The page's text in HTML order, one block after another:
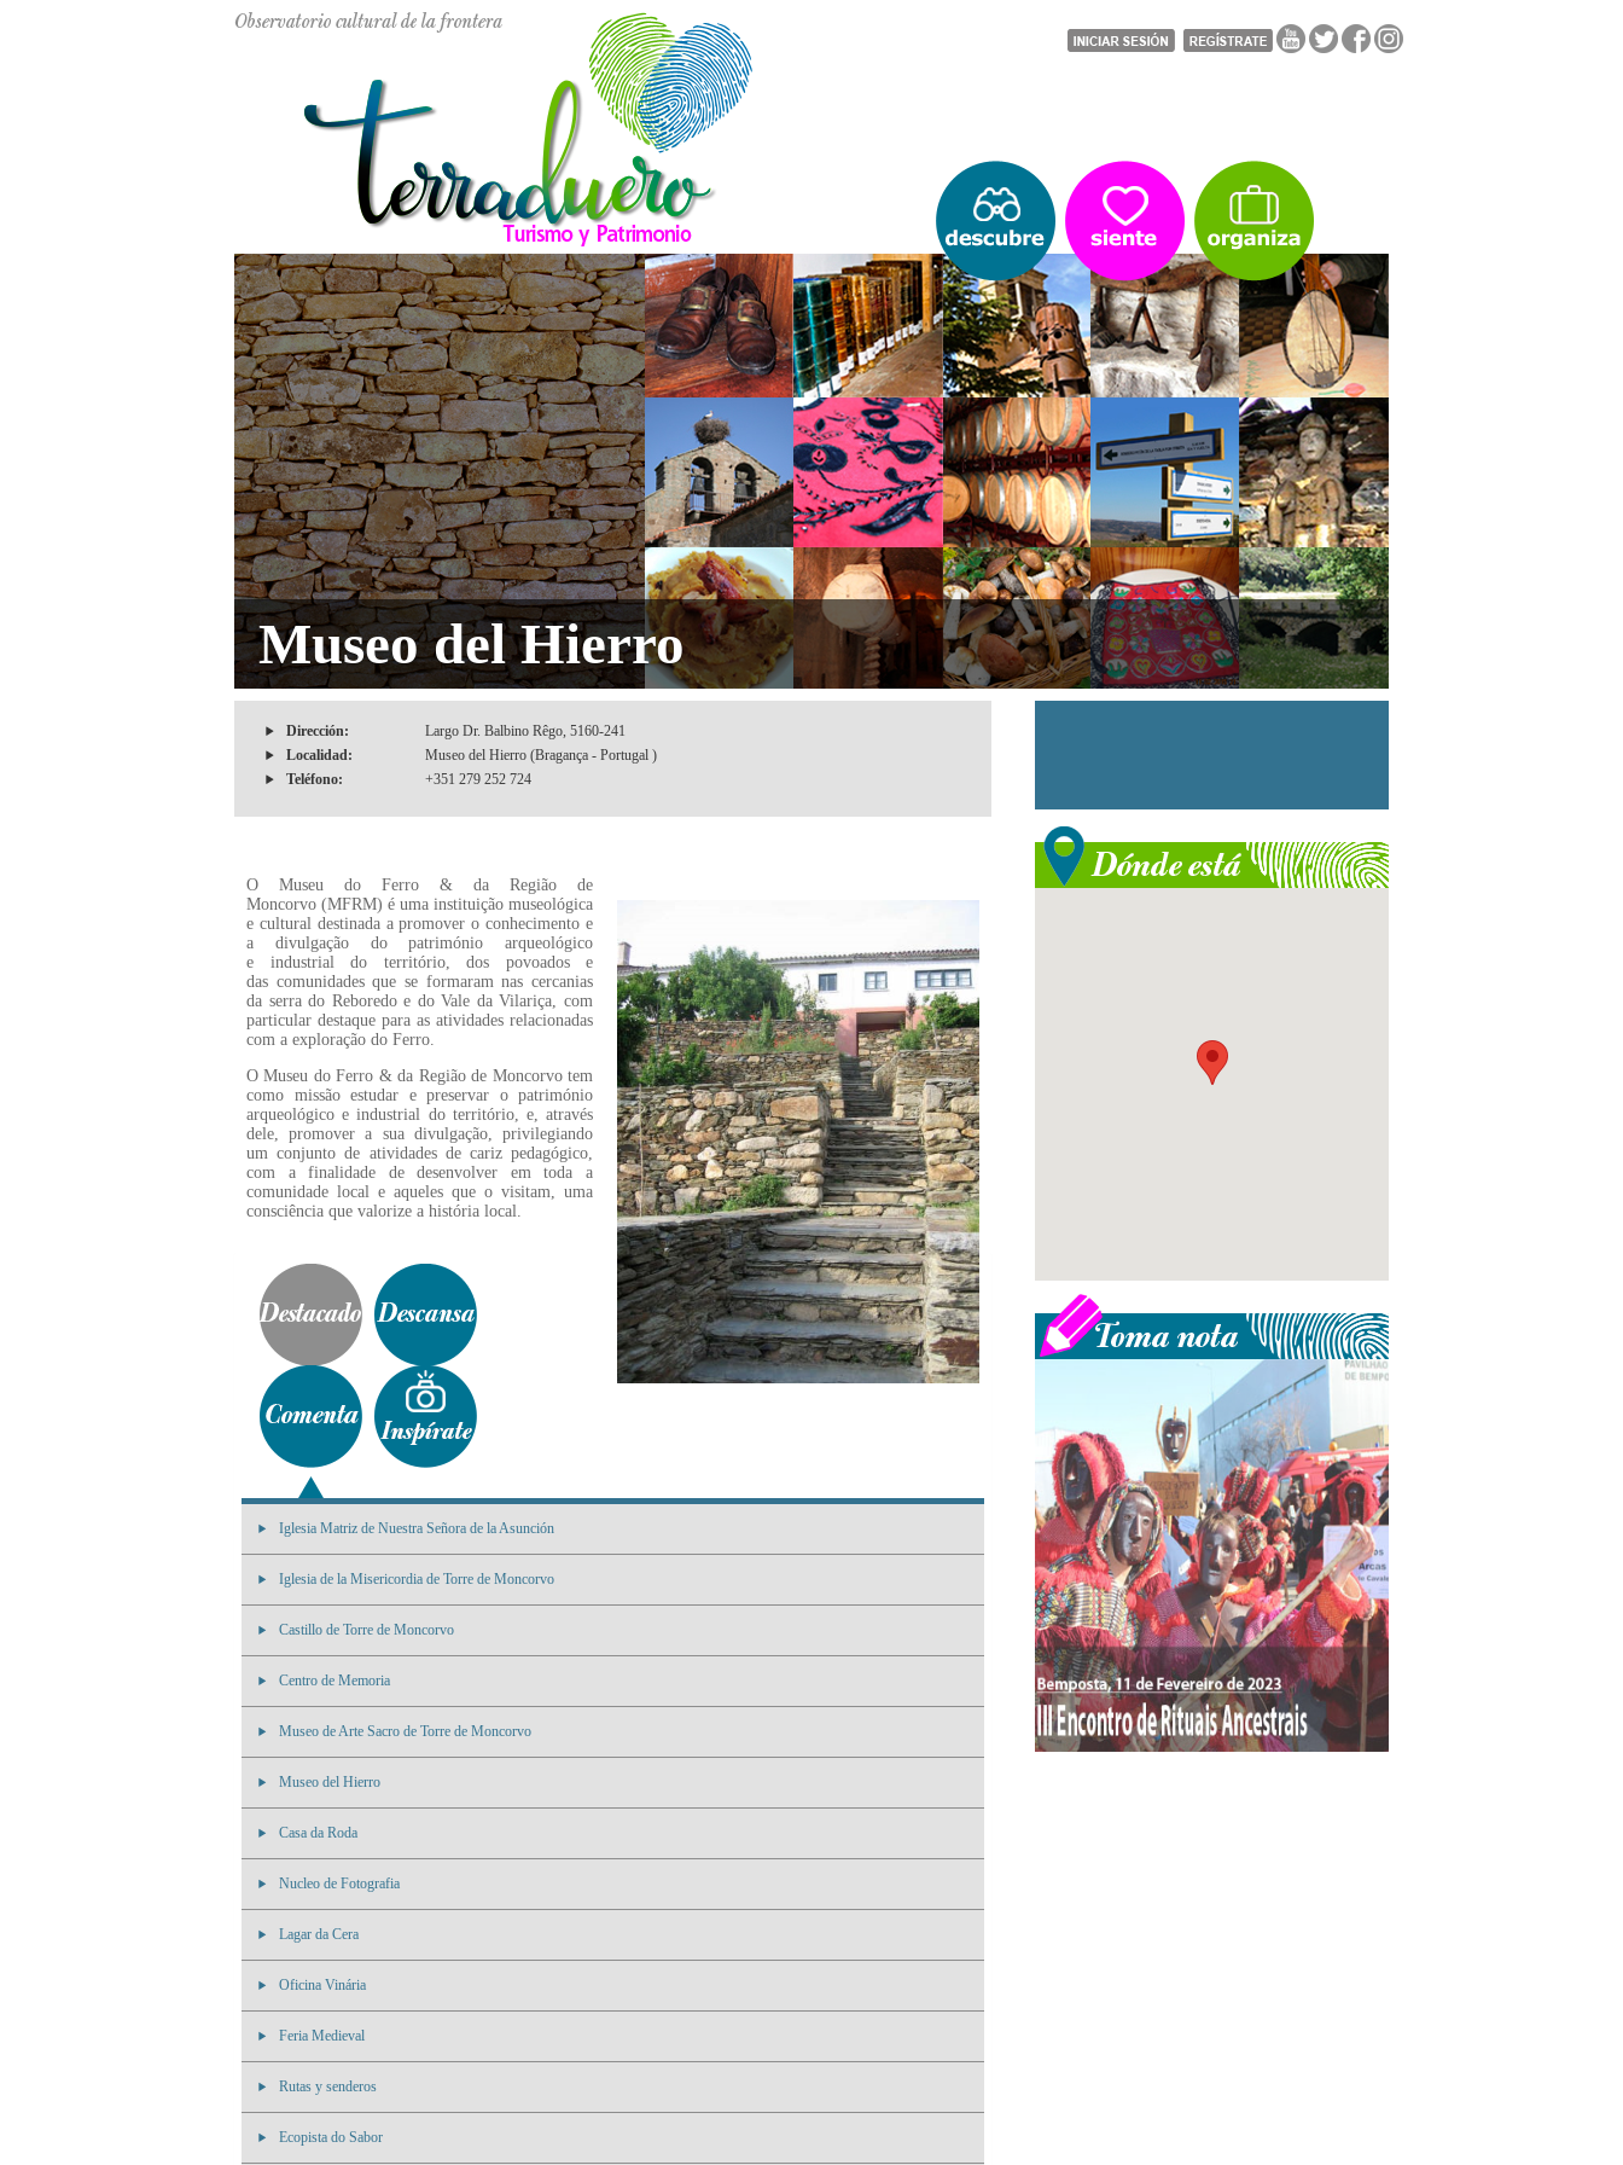
Museo del Hierro
Dirección:
Largo Dr. Balbino Rêgo, 5160-241
Localidad:
Museo del Hierro (Bragança - Portugal )
Teléfono:
+351 279 252 724
O Museu do Ferro & da Região de
Moncorvo (MFRM) é uma instituição museológica
e cultural destinada a promover o conhecimento e
a divulgação do património arqueológico
e industrial do território, dos povoados e
das comunidades que se formaram nas cercanias
da serra do Reboredo e do Vale da Vilariça, com
particular destaque para as atividades relacionadas
com a exploração do Ferro.
O Museu do Ferro & da Região de Moncorvo tem
como missão estudar e preservar o património
arqueológico e industrial do território, e, através
dele, promover a sua divulgação, privilegiando
um conjunto de atividades de cariz pedagógico,
com a finalidade de desenvolver em toda a
comunidade local e aqueles que o visitam, uma
consciência que valorize a história local.
Iglesia Matriz de Nuestra Señora de la Asunción
Iglesia de la Misericordia de Torre de Moncorvo
Castillo de Torre de Moncorvo
Centro de Memoria
Museo de Arte Sacro de Torre de Moncorvo
Museo del Hierro
Casa da Roda
Nucleo de Fotografia
Lagar da Cera
Oficina Vinária
Feria Medieval
Rutas y senderos
Ecopista do Sabor